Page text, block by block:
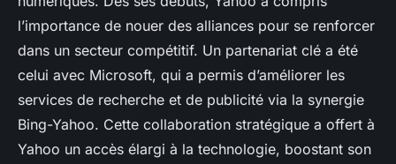
l’importance de nouer des alliances pour se renforcer
dans un secteur compétitif. Un partenariat clé a été
celui avec Microsoft, qui a permis d’améliorer les
services de recherche et de publicité via la synergie
Bing-Yahoo. Cette collaboration stratégique a offert à
Yahoo un accès élargi à la technologie, boostant son